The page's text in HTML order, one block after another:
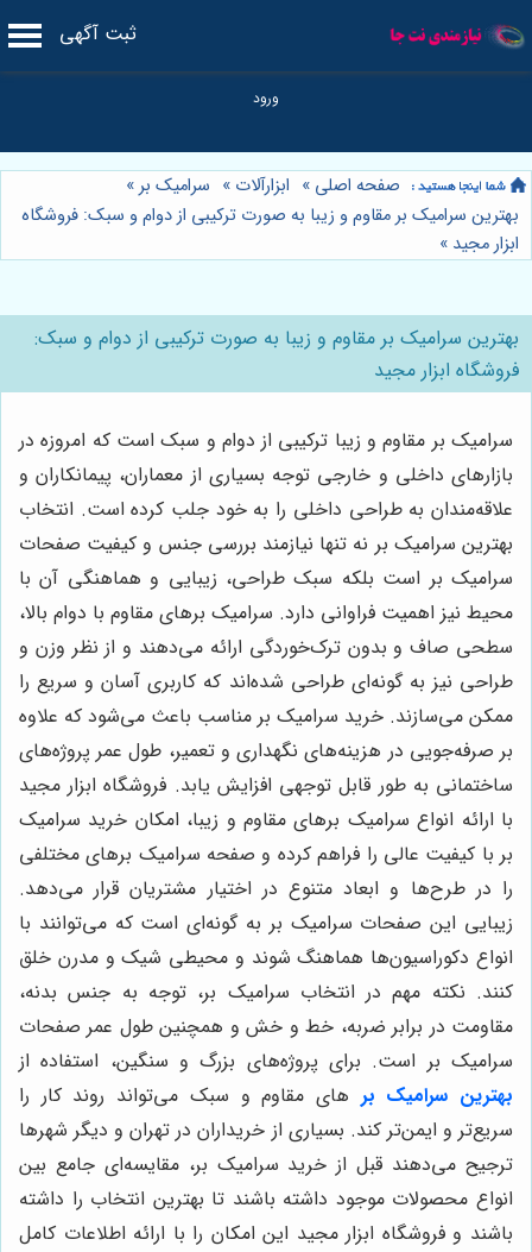
ثبت آگهی
صفحه اصلی » ابزارآلات » سرامیک بر»
بهترین سرامیک بر مقاوم و زیبا به صورت ترکیبی از دوام و سبک: فروشگاه
ابزار مجید »
بهترین سرامیک بر مقاوم و زیبا به صورت ترکیبی از دوام و سبک:
فروشگاه ابزار مجید
سرامیک بر مقاوم و زیبا ترکیبی از دوام و سبک است که امروزه در
بازارهای داخلی و خارجی توجه بسیاری از معماران، پیمانکاران و
علاقه‌مندان به طراحی داخلی را به خود جلب کرده است. انتخاب
بهترین سرامیک بر نه تنها نیازمند بررسی جنس و کیفیت صفحات
سرامیک بر است بلکه سبک طراحی، زیبایی و هماهنگی آن با
محیط نیز اهمیت فراوانی دارد. سرامیک برهای مقاوم با دوام بالا،
سطحی صاف و بدون ترک‌خوردگی ارائه می‌دهند و از نظر وزن و
طراحی نیز به گونه‌ای طراحی شده‌اند که کاربری آسان و سریع را
ممکن می‌سازند. خرید سرامیک بر مناسب باعث می‌شود که علاوه
بر صرفه‌جویی در هزینه‌های نگهداری و تعمیر، طول عمر پروژه‌های
ساختمانی به طور قابل توجهی افزایش یابد. فروشگاه ابزار مجید
با ارائه انواع سرامیک برهای مقاوم و زیبا، امکان خرید سرامیک
بر با کیفیت عالی را فراهم کرده و صفحه سرامیک برهای مختلفی
را در طرح‌ها و ابعاد متنوع در اختیار مشتریان قرار می‌دهد.
زیبایی این صفحات سرامیک بر به گونه‌ای است که می‌توانند با
انواع دکوراسیون‌ها هماهنگ شوند و محیطی شیک و مدرن خلق
کنند. نکته مهم در انتخاب سرامیک بر، توجه به جنس بدنه،
مقاومت در برابر ضربه، خط و خش و همچنین طول عمر صفحات
سرامیک بر است. برای پروژه‌های بزرگ و سنگین، استفاده از
بهترین سرامیک بر های مقاوم و سبک می‌تواند روند کار را
سریع‌تر و ایمن‌تر کند. بسیاری از خریداران در تهران و دیگر شهرها
ترجیح می‌دهند قبل از خرید سرامیک بر، مقایسه‌ای جامع بین
انواع محصولات موجود داشته باشند تا بهترین انتخاب را داشته
باشند و فروشگاه ابزار مجید این امکان را با ارائه اطلاعات کامل